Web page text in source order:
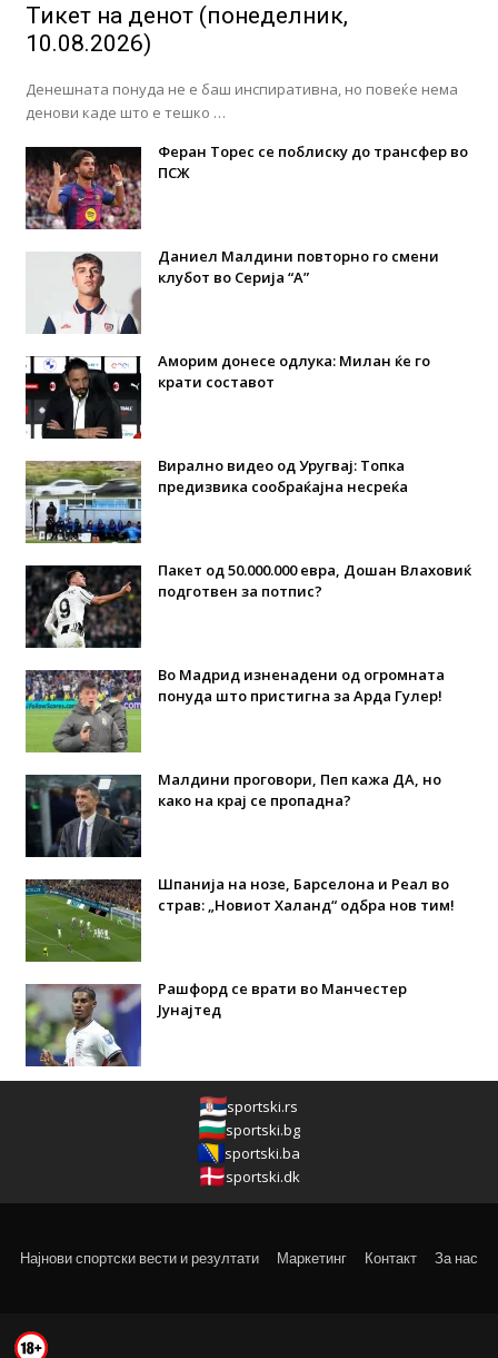
Тикет на денот (понеделник,
10.08.2026)
Денешната понуда не е баш инспиративна, но повеќе нема
денови каде што е тешко …
Феран Торес се поблиску до трансфер во
ПСЖ
Даниел Малдини повторно го смени
клубот во Серија “А”
Аморим донесе одлука: Милан ќе го
крати составот
Вирално видео од Уругвај: Топка
предизвика сообраќајна несреќа
Пакет од 50.000.000 евра, Дошан Влаховиќ
подготвен за потпис?
Во Мадрид изненадени од огромната
понуда што пристигна за Арда Гулер!
Малдини проговори, Пеп кажа ДА, но
како на крај се пропадна?
Шпанија на нозе, Барселона и Реал во
страв: „Новиот Халанд“ одбра нов тим!
Рашфорд се врати во Манчестер
Јунајтед
sportski.rs
sportski.bg
sportski.ba
sportski.dk
Најнови спортски вести и резултати Маркетинг Контакт За нас